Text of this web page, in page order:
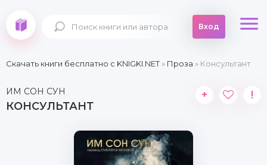
Вход
Скачать книги бесплатно c KNIGKI.NET» Проза » Консультант
ИМ СОН СУН
КОНСУЛЬТАНТ
+ !